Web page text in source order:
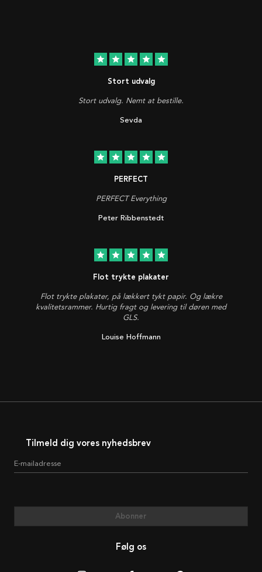
star star star star star
Stort udvalg
Stort udvalg. Nemt at bestille.
Sevda
star star star star star
PERFECT
PERFECT Everything
Peter Ribbenstedt
star star star star star
Flot trykte plakater
Flot trykte plakater, på lækkert tykt papir. Og lækre
kvalitetsrammer. Hurtig fragt og levering til døren med
GLS.
Louise Hoffmann
Tilmeld dig vores nyhedsbrev
E-mailadresse
Abonner
Følg os